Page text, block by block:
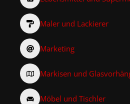
Maler und Lackierer
Marketing
Markisen und
Möbel und Tischler